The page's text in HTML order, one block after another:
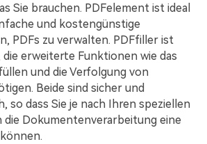
Sie brauchen. PDFelement ist ideal
und kostengünstige
PDFs zu verwalten. PDFfiller ist
erweiterte Funktionen wie das
und die Verfolgung von
Beide sind sicher und
so dass Sie je nach Ihren speziellen
Dokumentenverarbeitung eine